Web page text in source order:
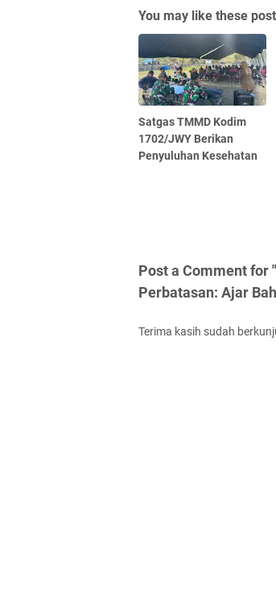
You may like these
Satgas TMMD Kodim
1702/JWY Berikan
Penyuluhan Kesehatan
Post a Comment for
Perbatasan: Ajar
Terima kasih sudah